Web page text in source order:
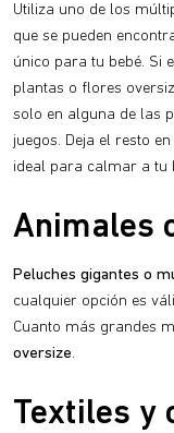
Utiliza uno de los
que se pueden
único para tu bebé. Si
plantas o flores
solo en alguna de las
juegos. Deja el resto
ideal para calmar a tu
Animales
Peluches gigantes o
cualquier opción es
Cuanto más grandes
oversize.
Textiles y